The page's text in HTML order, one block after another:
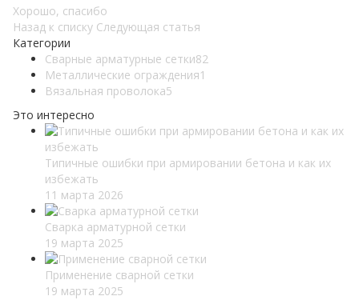
Хорошо, спасибо
Назад к списку Следующая статья
Категории
Сварные арматурные сетки82
Металлические ограждения1
Вязальная проволока5
Это интересно
Типичные ошибки при армировании бетона и как их
избежать
11 марта 2026
Сварка арматурной сетки
19 марта 2025
Применение сварной сетки
19 марта 2025